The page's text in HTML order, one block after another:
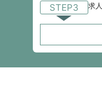
STEP3 求